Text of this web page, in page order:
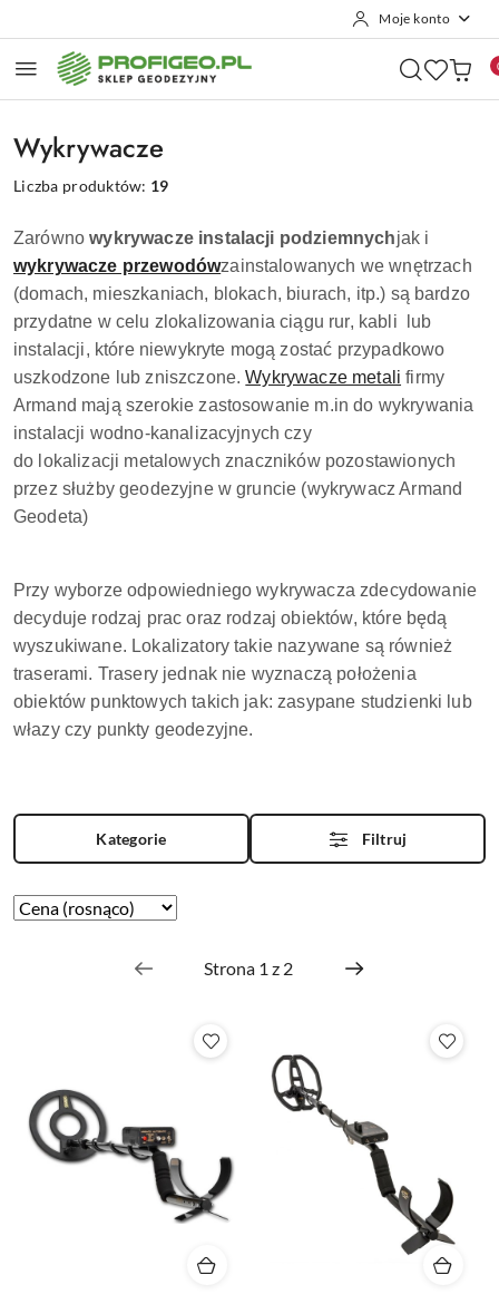
Moje konto
Wykrywacze
Liczba produktów: 19
Zarównowykrywacze instalacji podziemnychjak i
wykrywacze przewodówzainstalowanych we wnętrzach
(domach, mieszkaniach, blokach, biurach, itp.) są bardzo
przydatne w celu zlokalizowania ciągu rur, kabli
lub
instalacji, które niewykryte mogą zostać przypadkowo
uszkodzone lub zniszczone.Wykrywacze metali firmy
Armand mają szerokie zastosowanie m.in do wykrywania
instalacji wodno-kanalizacyjnych czy
do lokalizacji metalowych znaczników pozostawionych
przez służby geodezyjne w gruncie (wykrywacz Armand
Geodeta)
Przy wyborze odpowiedniego wykrywacza zdecydowanie
decyduje rodzaj prac oraz rodzaj obiektów, które będą
wyszukiwane. Lokalizatory takie nazywane są również
traserami. Trasery jednak nie wyznaczą położenia
obiektów punktowych takich jak: zasypane studzienki lub
włazy czy punkty geodezyjne.
Kategorie Filtruj
Zastosowano
Sortuj